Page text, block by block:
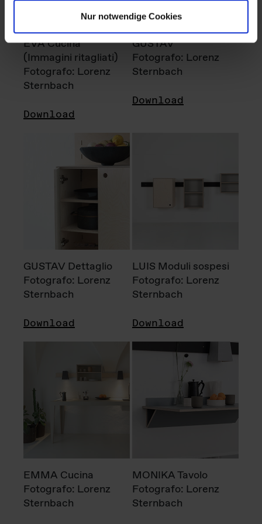
Nur notwendige Cookies
EVA Cucina
(Immagini ritagliati)
Fotografo: Lorenz
Sternbach
Download
GUSTAV
Fotografo: Lorenz
Sternbach
Download
GUSTAV Dettaglio
Fotografo: Lorenz
Sternbach
Download
LUIS Moduli sospesi
Fotografo: Lorenz
Sternbach
Download
EMMA Cucina
Fotografo: Lorenz
Sternbach
MONIKA Tavolo
Fotografo: Lorenz
Sternbach